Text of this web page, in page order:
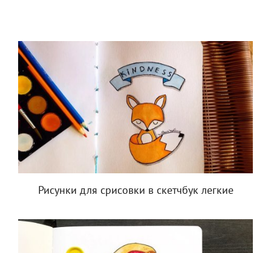
Рисунки для срисовки в скетчбук легкие